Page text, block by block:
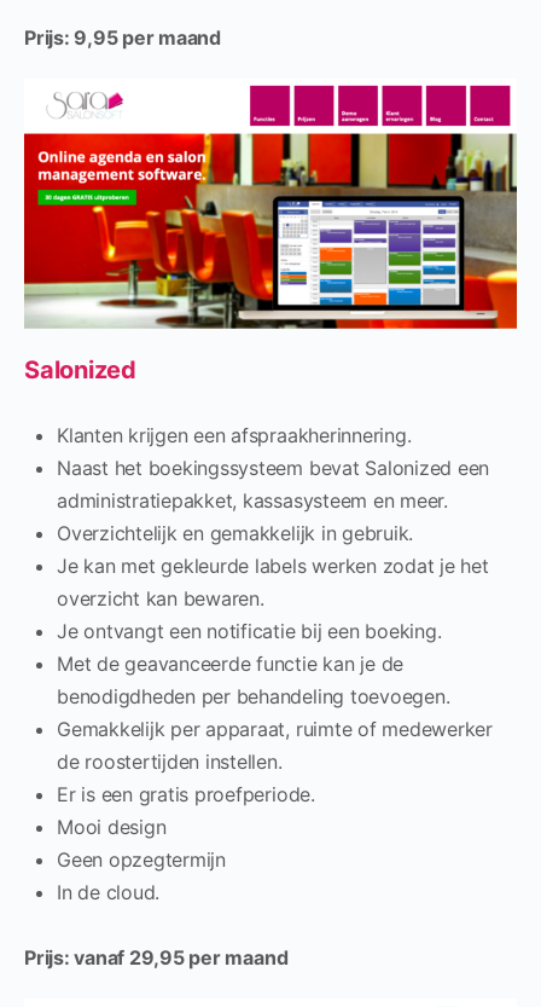
Prijs: 9,95 per maand
Salonized
Klanten krijgen een afspraakherinnering.
Naast het boekingssysteem bevat Salonized een
administratiepakket, kassasysteem en meer.
Overzichtelijk en gemakkelijk in gebruik.
Je kan met gekleurde labels werken zodat je het
overzicht kan bewaren.
Je ontvangt een notificatie bij een boeking.
Met de geavanceerde functie kan je de
benodigdheden per behandeling toevoegen.
Gemakkelijk per apparaat, ruimte of medewerker
de roostertijden instellen.
Er is een gratis proefperiode.
Mooi design
Geen opzegtermijn
In de cloud.
Prijs: vanaf 29,95 per maand